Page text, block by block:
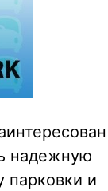
надежную
парковки и